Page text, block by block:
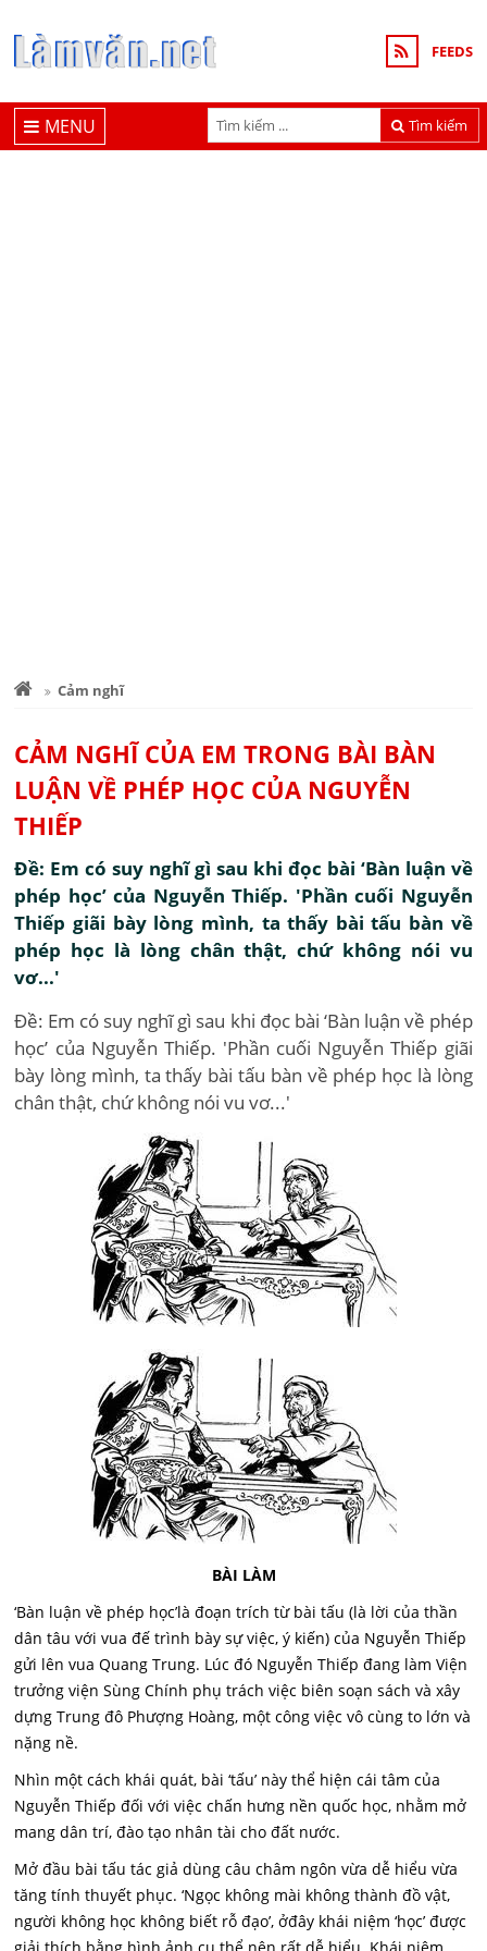
FEEDS
Tìm kiếm
MENU
Cảm nghĩ
CẢM NGHĨ CỦA EM TRONG BÀI BÀN
LUẬN VỀ PHÉP HỌC CỦA NGUYỄN
THIẾP
Đề: Em có suy nghĩ gì sau khi đọc bài ‘Bàn luận về
phép học’ của Nguyễn Thiếp. 'Phần cuối Nguyễn
Thiếp giãi bày lòng mình, ta thấy bài tấu bàn về
phép học là lòng chân thật, chứ không nói vu
vơ...'
Đề: Em có suy nghĩ gì sau khi đọc bài ‘Bàn luận về phép
học’ của Nguyễn Thiếp. 'Phần cuối Nguyễn Thiếp giãi
bày lòng mình, ta thấy bài tấu bàn về phép học là lòng
chân thật, chứ không nói vu vơ...'
BÀI LÀM
‘Bàn luận về phép học’là đoạn trích từ bài tấu (là lời của thần
dân tâu với vua đế trình bày sự việc, ý kiến) của Nguyễn Thiếp
gửi lên vua Quang Trung. Lúc đó Nguyễn Thiếp đang làm Viện
trưởng viện Sùng Chính phụ trách việc biên soạn sách và xây
dựng Trung đô Phượng Hoàng, một công việc vô cùng to lớn và
nặng nề.
Nhìn một cách khái quát, bài ‘tấu’ này thể hiện cái tâm của
Nguyễn Thiếp đối với việc chấn hưng nền quốc học, nhằm mở
mang dân trí, đào tạo nhân tài cho đất nước.
Mở đầu bài tấu tác giả dùng câu châm ngôn vừa dễ hiểu vừa
tăng tính thuyết phục. ‘Ngọc không mài không thành đồ vật,
người không học không biết rỗ đạo’, ởđây khái niệm ‘học’ được